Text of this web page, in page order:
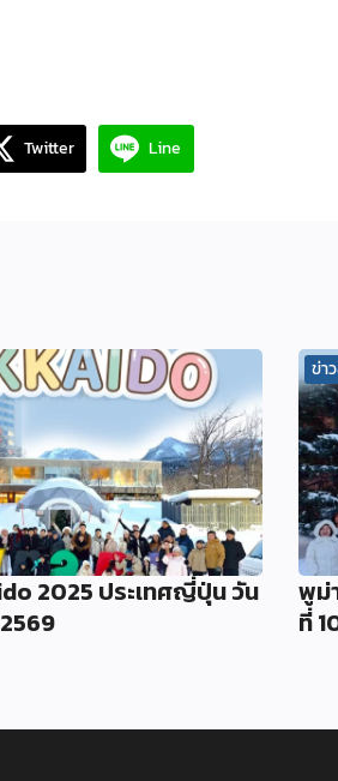
Twitter Line
2025 ประเทศญี่ปุ่น วัน
ข่า
พูม่
ที่